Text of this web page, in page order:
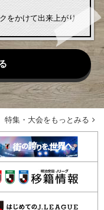
をかけて出来上がり
特集・大会をもっとみる